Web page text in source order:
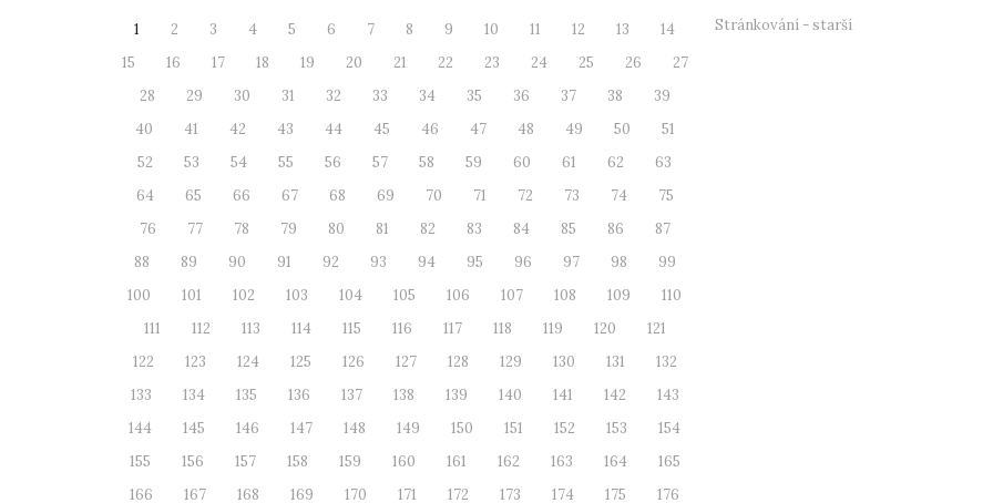
1 2 3 4 5 6 7 8 9 10 11 12 13
14
15
16 17 18 19 20 21 22 23 24 25 26
27
28
29 30 31 32 33 34 35 36 37 38
39
40
41 42 43 44 45 46 47 48 49 50
51
52
53 54 55 56 57 58 59 60 61 62
63
64
65 66 67 68 69 70 71 72 73 74
75
76
77 78 79 80 81 82 83 84 85 86
87
88
89 90 91 92 93 94 95 96 97 98
99
100
101 102 103 104 105 106 107 108 109
110
111
112 113 114 115 116 117 118 119 120
121
122
123 124 125 126 127 128 129 130 131
132
133
134 135 136 137 138 139 140 141 142
143
144
145 146 147 148 149 150 151 152 153
154
155
156 157 158 159 160 161 162 163 164
165
166
167 168 169 170 171 172 173 174 175 176
Stránkování - starší